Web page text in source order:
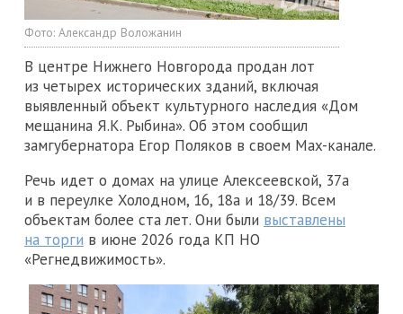
Фото: Александр Воложанин
В центре Нижнего Новгорода продан лот
из четырех исторических зданий, включая
выявленный объект культурного наследия «Дом
мещанина Я.К. Рыбина». Об этом сообщил
замгубернатора Егор Поляков в своем Max-канале.
Речь идет о домах на улице Алексеевской, 37а
и в переулке Холодном, 16, 18а и 18/39. Всем
объектам более ста лет. Они были выставлены
на торги в июне 2026 года КП НО
«Регнедвижимость».